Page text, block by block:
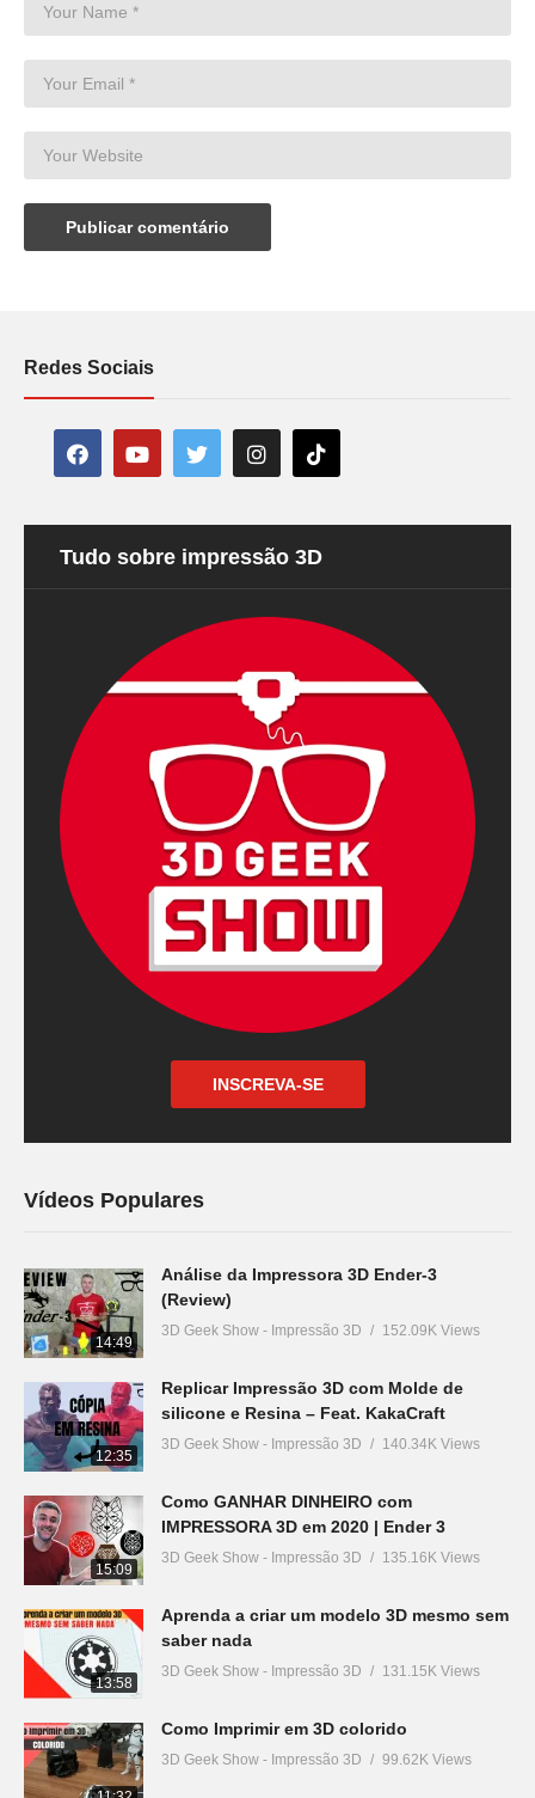
Redes Sociais
Tudo sobre impressão 3D
INSCREVA-SE
Vídeos Populares
14:49
Análise da Impressora 3D Ender-3
(Review)
3D Geek Show - Impressão 3D 152.09K Views
12:35
Replicar Impressão 3D com Molde de
silicone e Resina – Feat. KakaCraft
3D Geek Show - Impressão 3D 140.34K Views
15:09
Como GANHAR DINHEIRO com
IMPRESSORA 3D em 2020 | Ender 3
3D Geek Show - Impressão 3D 135.16K Views
13:58
Aprenda a criar um modelo 3D mesmo sem
saber nada
3D Geek Show - Impressão 3D 131.15K Views
Como Imprimir em 3D colorido
3D Geek Show - Impressão 3D 99.62K Views